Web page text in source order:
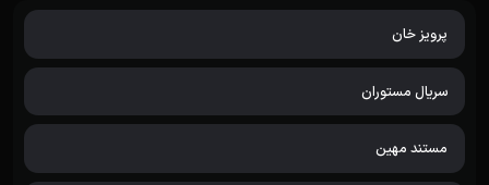
پرویز خان
سریال مستوران
مستند مهین